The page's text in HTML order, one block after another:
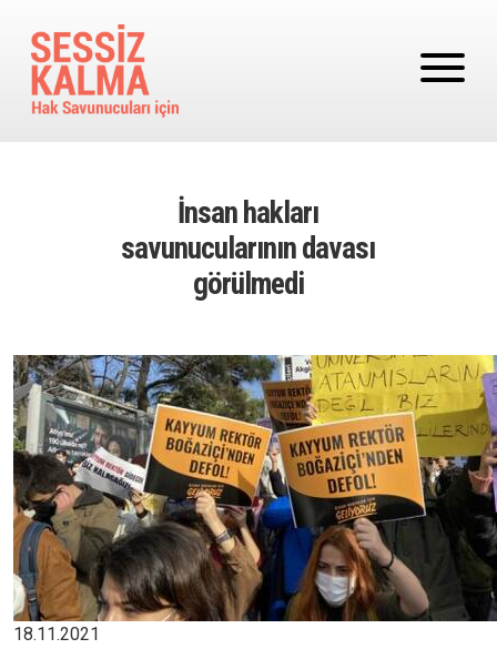
İnsan hakları
savunucularının davası
görülmedi
Image
18.11.2021